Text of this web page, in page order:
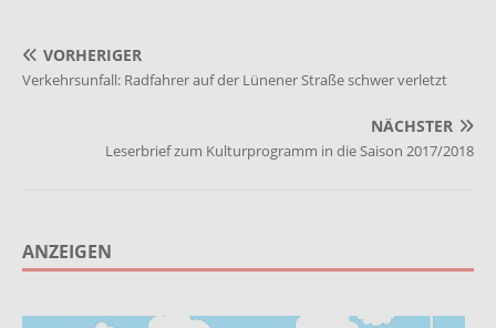
VORHERIGER
Verkehrsunfall: Radfahrer auf der Lünener Straße schwer verletzt
NÄCHSTER
Leserbrief zum Kulturprogramm in die Saison 2017/2018
ANZEIGEN